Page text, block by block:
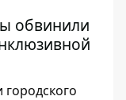
обвинили
городского